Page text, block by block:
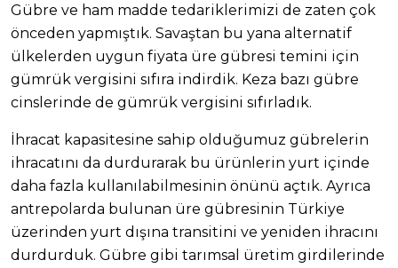
Gübre ve ham madde tedariklerimizi de zaten çok
önceden yapmıştık. Savaştan bu yana alternatif
ülkelerden uygun fiyata üre gübresi temini için
gümrük vergisini sıfıra indirdik. Keza bazı gübre
cinslerinde de gümrük vergisini sıfırladık.
İhracat kapasitesine sahip olduğumuz gübrelerin
ihracatını da durdurarak bu ürünlerin yurt içinde
daha fazla kullanılabilmesinin önünü açtık. Ayrıca
antrepolarda bulunan üre gübresinin Türkiye
üzerinden yurt dışına transitini ve yeniden ihracını
durdurduk. Gübre gibi tarımsal üretim girdilerinde